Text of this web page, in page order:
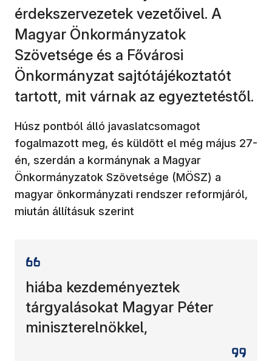
érdekszervezetek vezetőivel. A
Magyar Önkormányzatok
Szövetsége és a Fővárosi
Önkormányzat sajtótájékoztatót
tartott, mit várnak az egyeztetéstől.
Húsz pontból álló javaslatcsomagot
fogalmazott meg, és küldött el még május 27-
én, szerdán a kormánynak a Magyar
Önkormányzatok Szövetsége (MÖSZ) a
magyar önkormányzati rendszer reformjáról,
miután állításuk szerint
hiába kezdeményeztek
tárgyalásokat Magyar Péter
miniszterelnökkel,